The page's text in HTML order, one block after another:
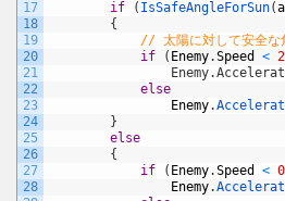
17
18
19
20
21
22
23
24
25
26
27
28
if ( IsSafeAngleForSun(
{
// 太陽に対して安全な
if
( Enemy.Speed < 2
else
Enemy.
}
else
{
if
( Enemy.Speed <
Enemy.